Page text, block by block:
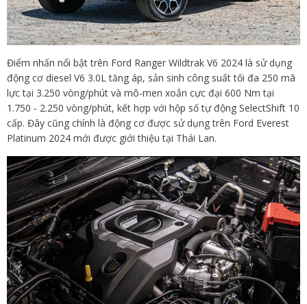
Điểm nhấn nổi bật trên Ford Ranger Wildtrak V6 2024 là sử dụng
động cơ diesel V6 3.0L tăng áp, sản sinh công suất tối đa 250 mã
lực tại 3.250 vòng/phút và mô-men xoắn cực đại 600 Nm tại
1.750 - 2.250 vòng/phút, kết hợp với hộp số tự động SelectShift 10
cấp. Đây cũng chính là động cơ được sử dụng trên Ford Everest
Platinum 2024 mới được giới thiệu tại Thái Lan.